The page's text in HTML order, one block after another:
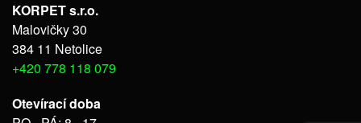
KORPET s.r.o.
Malovičky 30
384 11 Netolice
+420 778 118 079
Otevírací doba